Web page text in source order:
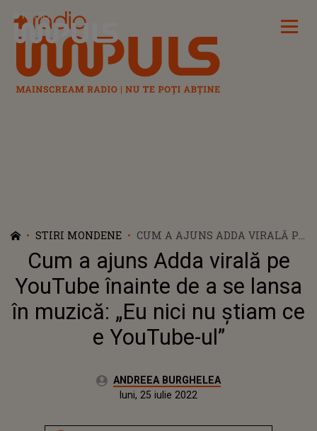
Radio Impuls
STIRI MONDENE
CUM A AJUNS ADDA VIRALĂ PE
YOUTUBE ÎNAINTE DE A SE
LANSA ÎN MUZICĂ: „EU NICI NU
ȘTIAM CE E YOUTUBE-UL”
Cum a ajuns Adda virală pe
YouTube înainte de a se lansa
în muzică: „Eu nici nu știam ce
e YouTube-ul”
Autor:ANDREEA BURGHELEA
Actualizat:
luni, 25 iulie 2022